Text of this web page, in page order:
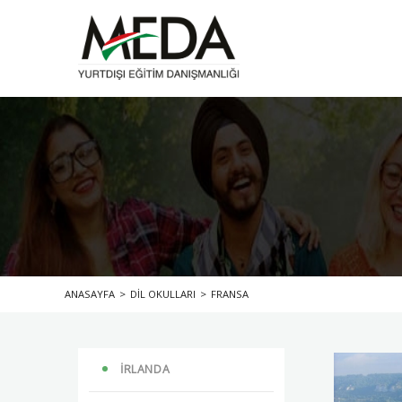
ANASAYFA > DİL OKULLARI > FRANSA
İRLANDA